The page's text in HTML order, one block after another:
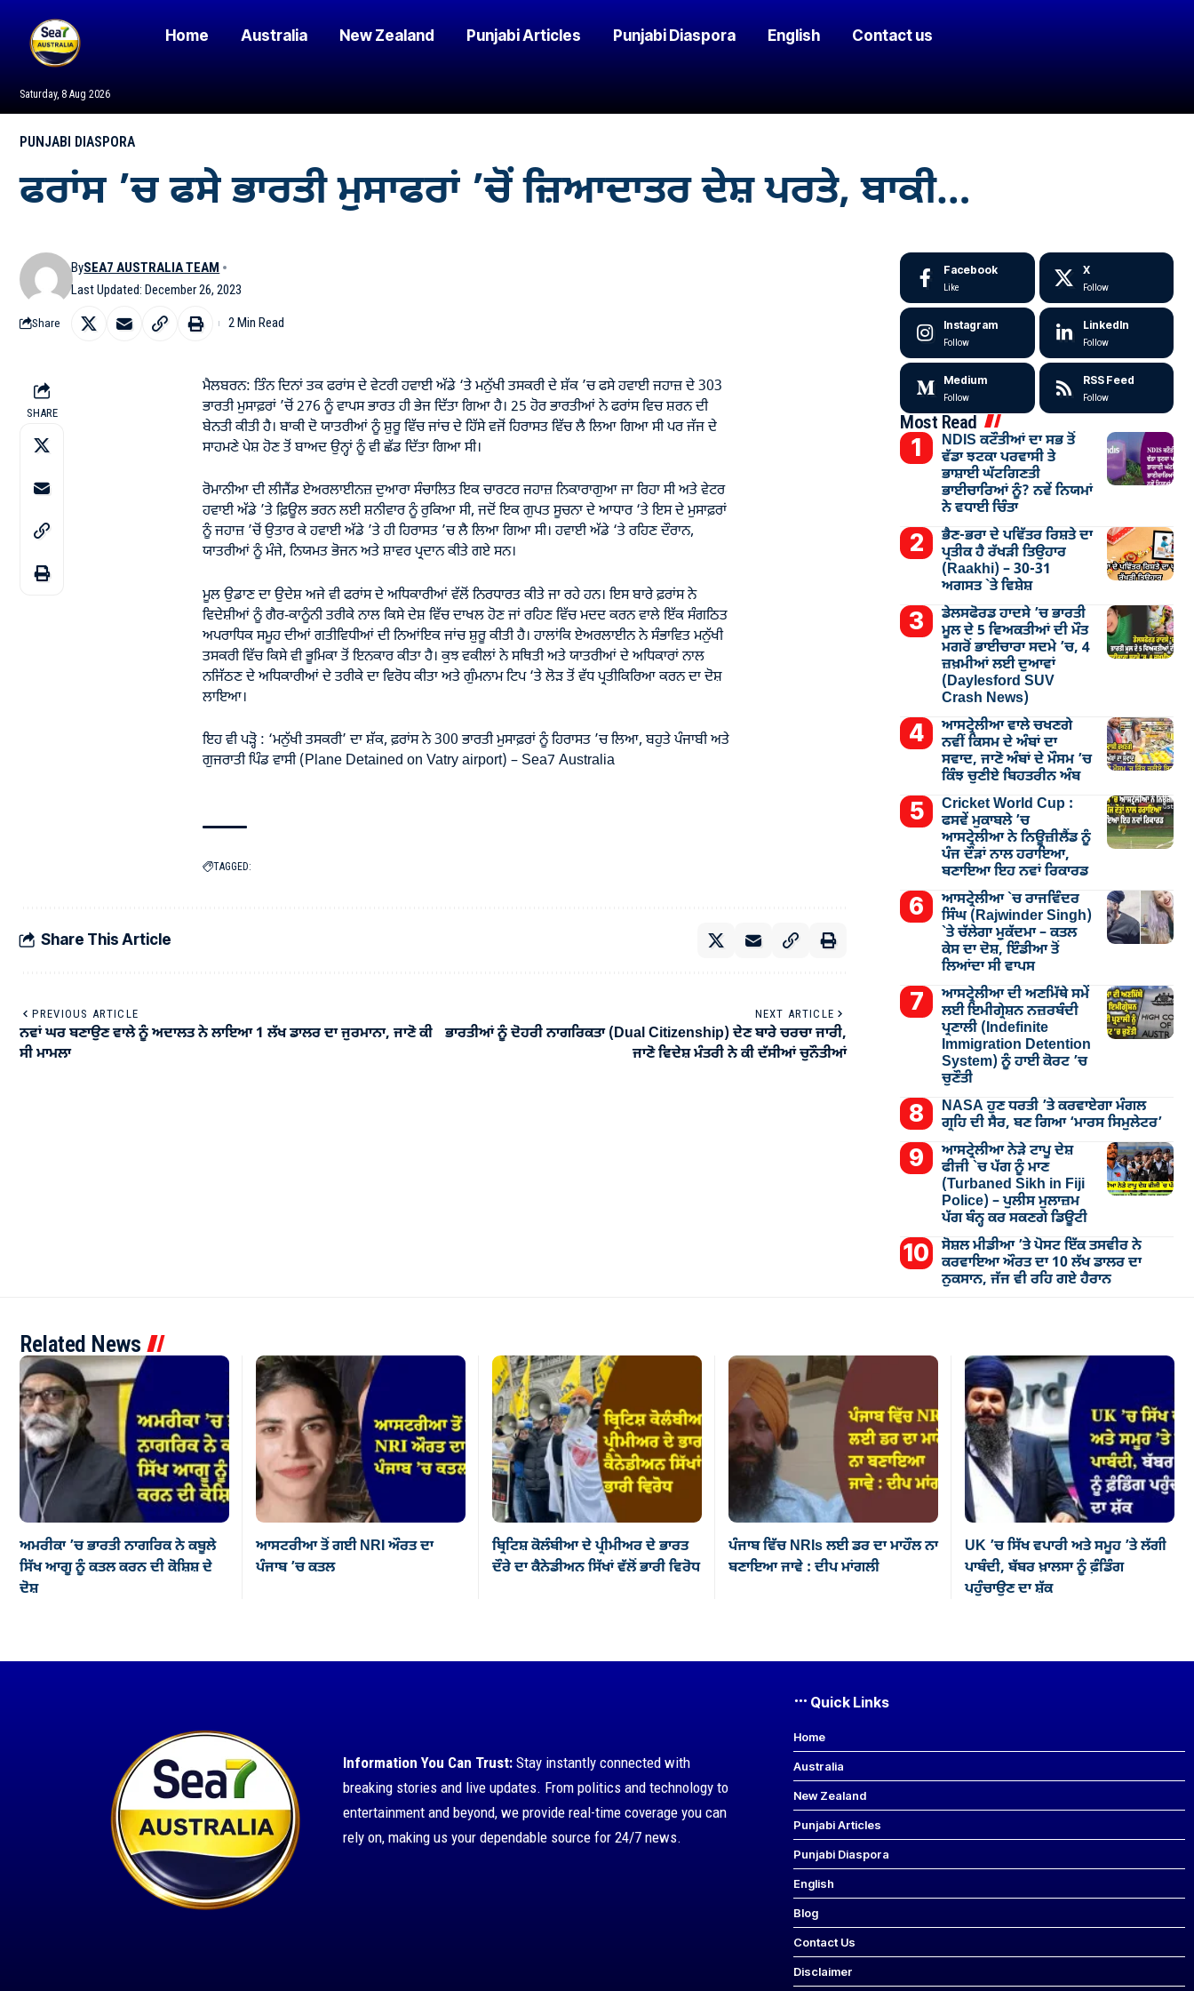
Saturday, 8 Aug 2026
Home Australia New Zealand Punjabi Articles Punjabi Diaspora English Contact us
PUNJABI DIASPORA
ਫਰਾਂਸ ’ਚ ਫਸੇ ਭਾਰਤੀ ਮੁਸਾਫਰਾਂ ’ਚੋਂ ਜ਼ਿਆਦਾਤਰ ਦੇਸ਼ ਪਰਤੇ, ਬਾਕੀ…
Last Updated: December 26, 2023
BySEA7 AUSTRALIA TEAM
Share 2 Min Read
SHARE
ਮੈਲਬਰਨ: ਤਿੰਨ ਦਿਨਾਂ ਤਕ ਫਰਾਂਸ ਦੇ ਵੇਟਰੀ ਹਵਾਈ ਅੱਡੇ ‘ਤੇ ਮਨੁੱਖੀ ਤਸਕਰੀ ਦੇ ਸ਼ੱਕ ’ਚ ਫਸੇ ਹਵਾਈ ਜਹਾਜ਼ ਦੇ 303
ਭਾਰਤੀ ਮੁਸਾਫ਼ਰਾਂ ’ਚੋਂ 276 ਨੂੰ ਵਾਪਸ ਭਾਰਤ ਹੀ ਭੇਜ ਦਿੱਤਾ ਗਿਆ ਹੈ। 25 ਹੋਰ ਭਾਰਤੀਆਂ ਨੇ ਫਰਾਂਸ ਵਿਚ ਸ਼ਰਨ ਦੀ
ਬੇਨਤੀ ਕੀਤੀ ਹੈ। ਬਾਕੀ ਦੋ ਯਾਤਰੀਆਂ ਨੂੰ ਸ਼ੁਰੂ ਵਿੱਚ ਜਾਂਚ ਦੇ ਹਿੱਸੇ ਵਜੋਂ ਹਿਰਾਸਤ ਵਿੱਚ ਲੈ ਲਿਆ ਗਿਆ ਸੀ ਪਰ ਜੱਜ ਦੇ
ਸਾਹਮਣੇ ਪੇਸ਼ ਹੋਣ ਤੋਂ ਬਾਅਦ ਉਨ੍ਹਾਂ ਨੂੰ ਵੀ ਛੱਡ ਦਿੱਤਾ ਗਿਆ ਸੀ।
ਰੋਮਾਨੀਆ ਦੀ ਲੀਜੈਂਡ ਏਅਰਲਾਈਨਜ਼ ਦੁਆਰਾ ਸੰਚਾਲਿਤ ਇਕ ਚਾਰਟਰ ਜਹਾਜ਼ ਨਿਕਾਰਾਗੁਆ ਜਾ ਰਿਹਾ ਸੀ ਅਤੇ ਵੇਟਰ
ਹਵਾਈ ਅੱਡੇ ’ਤੇ ਫ਼ਿਊਲ ਭਰਨ ਲਈ ਸ਼ਨੀਵਾਰ ਨੂੰ ਰੁਕਿਆ ਸੀ, ਜਦੋਂ ਇਕ ਗੁਪਤ ਸੂਚਨਾ ਦੇ ਆਧਾਰ ‘ਤੇ ਇਸ ਦੇ ਮੁਸਾਫ਼ਰਾਂ
ਨੂੰ ਜਹਾਜ਼ ’ਚੋਂ ਉਤਾਰ ਕੇ ਹਵਾਈ ਅੱਡੇ ’ਤੇ ਹੀ ਹਿਰਾਸਤ ’ਚ ਲੈ ਲਿਆ ਗਿਆ ਸੀ। ਹਵਾਈ ਅੱਡੇ ‘ਤੇ ਰਹਿਣ ਦੌਰਾਨ,
ਯਾਤਰੀਆਂ ਨੂੰ ਮੰਜੇ, ਨਿਯਮਤ ਭੋਜਨ ਅਤੇ ਸ਼ਾਵਰ ਪ੍ਰਦਾਨ ਕੀਤੇ ਗਏ ਸਨ।
ਮੂਲ ਉਡਾਣ ਦਾ ਉਦੇਸ਼ ਅਜੇ ਵੀ ਫਰਾਂਸ ਦੇ ਅਧਿਕਾਰੀਆਂ ਵੱਲੋਂ ਨਿਰਧਾਰਤ ਕੀਤੇ ਜਾ ਰਹੇ ਹਨ। ਇਸ ਬਾਰੇ ਫ਼ਰਾਂਸ ਨੇ
ਵਿਦੇਸ਼ੀਆਂ ਨੂੰ ਗੈਰ-ਕਾਨੂੰਨੀ ਤਰੀਕੇ ਨਾਲ ਕਿਸੇ ਦੇਸ਼ ਵਿੱਚ ਦਾਖਲ ਹੋਣ ਜਾਂ ਰਹਿਣ ਵਿੱਚ ਮਦਦ ਕਰਨ ਵਾਲੇ ਇੱਕ ਸੰਗਠਿਤ
ਅਪਰਾਧਿਕ ਸਮੂਹ ਦੀਆਂ ਗਤੀਵਿਧੀਆਂ ਦੀ ਨਿਆਂਇਕ ਜਾਂਚ ਸ਼ੁਰੂ ਕੀਤੀ ਹੈ। ਹਾਲਾਂਕਿ ਏਅਰਲਾਈਨ ਨੇ ਸੰਭਾਵਿਤ ਮਨੁੱਖੀ
ਤਸਕਰੀ ਵਿੱਚ ਕਿਸੇ ਵੀ ਭੂਮਿਕਾ ਤੋਂ ਇਨਕਾਰ ਕੀਤਾ ਹੈ। ਕੁਝ ਵਕੀਲਾਂ ਨੇ ਸਥਿਤੀ ਅਤੇ ਯਾਤਰੀਆਂ ਦੇ ਅਧਿਕਾਰਾਂ ਨਾਲ
ਨਜਿੱਠਣ ਦੇ ਅਧਿਕਾਰੀਆਂ ਦੇ ਤਰੀਕੇ ਦਾ ਵਿਰੋਧ ਕੀਤਾ ਅਤੇ ਗੁੰਮਨਾਮ ਟਿਪ ‘ਤੇ ਲੋੜ ਤੋਂ ਵੱਧ ਪ੍ਰਤੀਕਿਰਿਆ ਕਰਨ ਦਾ ਦੋਸ਼
ਲਾਇਆ।
ਇਹ ਵੀ ਪੜ੍ਹੋ : ‘ਮਨੁੱਖੀ ਤਸਕਰੀ’ ਦਾ ਸ਼ੱਕ, ਫ਼ਰਾਂਸ ਨੇ 300 ਭਾਰਤੀ ਮੁਸਾਫ਼ਰਾਂ ਨੂੰ ਹਿਰਾਸਤ ’ਚ ਲਿਆ, ਬਹੁਤੇ ਪੰਜਾਬੀ ਅਤੇ
ਗੁਜਰਾਤੀ ਪਿੰਡ ਵਾਸੀ (Plane Detained on Vatry airport) – Sea7 Australia
TAGGED:
Share This Article
PREVIOUS ARTICLE
ਨਵਾਂ ਘਰ ਬਣਾਉਣ ਵਾਲੇ ਨੂੰ ਅਦਾਲਤ ਨੇ ਲਾਇਆ 1 ਲੱਖ ਡਾਲਰ ਦਾ ਜੁਰਮਾਨਾ, ਜਾਣੋ ਕੀ
ਸੀ ਮਾਮਲਾ
NEXT ARTICLE
ਭਾਰਤੀਆਂ ਨੂੰ ਦੋਹਰੀ ਨਾਗਰਿਕਤਾ (Dual Citizenship) ਦੇਣ ਬਾਰੇ ਚਰਚਾ ਜਾਰੀ,
ਜਾਣੋ ਵਿਦੇਸ਼ ਮੰਤਰੀ ਨੇ ਕੀ ਦੱਸੀਆਂ ਚੁਨੌਤੀਆਂ
Facebook
Like
X
Follow
Instagram
Follow
LinkedIn
Follow
Medium
Follow
RSS Feed
Follow
Most Read
NDIS ਕਟੌਤੀਆਂ ਦਾ ਸਭ ਤੋਂ
ਵੱਡਾ ਝਟਕਾ ਪਰਵਾਸੀ ਤੇ
ਭਾਸ਼ਾਈ ਘੱਟਗਿਣਤੀ
ਭਾਈਚਾਰਿਆਂ ਨੂੰ? ਨਵੇਂ ਨਿਯਮਾਂ
ਨੇ ਵਧਾਈ ਚਿੰਤਾ
ਭੈਣ-ਭਰਾ ਦੇ ਪਵਿੱਤਰ ਰਿਸ਼ਤੇ ਦਾ
ਪ੍ਰਤੀਕ ਹੈ ਰੱਖੜੀ ਤਿਉਹਾਰ
(Raakhi) – 30-31
ਅਗਸਤ `ਤੇ ਵਿਸ਼ੇਸ਼
ਡੇਲਸਫੋਰਡ ਹਾਦਸੇ ’ਚ ਭਾਰਤੀ
ਮੂਲ ਦੇ 5 ਵਿਅਕਤੀਆਂ ਦੀ ਮੌਤ
ਮਗਰੋਂ ਭਾਈਚਾਰਾ ਸਦਮੇ ’ਚ, 4
ਜ਼ਖ਼ਮੀਆਂ ਲਈ ਦੁਆਵਾਂ
(Daylesford SUV
Crash News)
ਆਸਟ੍ਰੇਲੀਆ ਵਾਲੇ ਚਖਣਗੇ
ਨਵੀਂ ਕਿਸਮ ਦੇ ਅੰਬਾਂ ਦਾ
ਸਵਾਦ, ਜਾਣੋ ਅੰਬਾਂ ਦੇ ਮੌਸਮ ’ਚ
ਕਿੰਝ ਚੁਣੀਏ ਬਿਹਤਰੀਨ ਅੰਬ
Cricket World Cup :
ਫਸਵੇਂ ਮੁਕਾਬਲੇ ’ਚ
ਆਸਟ੍ਰੇਲੀਆ ਨੇ ਨਿਊਜ਼ੀਲੈਂਡ ਨੂੰ
ਪੰਜ ਦੌੜਾਂ ਨਾਲ ਹਰਾਇਆ,
ਬਣਾਇਆ ਇਹ ਨਵਾਂ ਰਿਕਾਰਡ
ਆਸਟ੍ਰੇਲੀਆ `ਚ ਰਾਜਵਿੰਦਰ
ਸਿੰਘ (Rajwinder Singh)
`ਤੇ ਚੱਲੇਗਾ ਮੁੁਕੱਦਮਾ – ਕਤਲ
ਕੇਸ ਦਾ ਦੋਸ਼, ਇੰਡੀਆ ਤੋਂ
ਲਿਆਂਦਾ ਸੀ ਵਾਪਸ
ਆਸਟ੍ਰੇਲੀਆ ਦੀ ਅਣਮਿੱਥੇ ਸਮੇਂ
ਲਈ ਇਮੀਗ੍ਰੇਸ਼ਨ ਨਜ਼ਰਬੰਦੀ
ਪ੍ਰਣਾਲੀ (Indefinite
Immigration Detention
System) ਨੂੰ ਹਾਈ ਕੋਰਟ ’ਚ
ਚੁਣੌਤੀ
NASA ਹੁਣ ਧਰਤੀ ’ਤੇ ਕਰਵਾਏਗਾ ਮੰਗਲ
ਗ੍ਰਹਿ ਦੀ ਸੈਰ, ਬਣ ਗਿਆ ‘ਮਾਰਸ ਸਿਮੁਲੇਟਰ’
ਆਸਟ੍ਰੇਲੀਆ ਨੇੜੇ ਟਾਪੂ ਦੇਸ਼
ਫੀਜੀ `ਚ ਪੱਗ ਨੂੰ ਮਾਣ
(Turbaned Sikh in Fiji
Police) – ਪੁਲੀਸ ਮੁਲਾਜ਼ਮ
ਪੱਗ ਬੰਨ੍ਹ ਕਰ ਸਕਣਗੇ ਡਿਊਟੀ
ਸੋਸ਼ਲ ਮੀਡੀਆ ’ਤੇ ਪੋਸਟ ਇੱਕ ਤਸਵੀਰ ਨੇ
ਕਰਵਾਇਆ ਔਰਤ ਦਾ 10 ਲੱਖ ਡਾਲਰ ਦਾ
ਨੁਕਸਾਨ, ਜੱਜ ਵੀ ਰਹਿ ਗਏ ਹੈਰਾਨ
Related News
ਅਮਰੀਕਾ ’ਚ ਭਾਰਤੀ ਨਾਗਰਿਕ ਨੇ ਕਬੂਲੇ
ਸਿੱਖ ਆਗੂ ਨੂੰ ਕਤਲ ਕਰਨ ਦੀ ਕੋਸ਼ਿਸ਼ ਦੇ
ਦੋਸ਼
ਆਸਟਰੀਆ ਤੋਂ ਗਈ NRI ਔਰਤ ਦਾ
ਪੰਜਾਬ ’ਚ ਕਤਲ
ਬ੍ਰਿਟਿਸ਼ ਕੋਲੰਬੀਆ ਦੇ ਪ੍ਰੀਮੀਅਰ ਦੇ ਭਾਰਤ
ਦੌਰੇ ਦਾ ਕੈਨੇਡੀਅਨ ਸਿੱਖਾਂ ਵੱਲੋਂ ਭਾਰੀ ਵਿਰੋਧ
ਪੰਜਾਬ ਵਿੱਚ NRIs ਲਈ ਡਰ ਦਾ ਮਾਹੌਲ ਨਾ
ਬਣਾਇਆ ਜਾਵੇ : ਦੀਪ ਮਾਂਗਲੀ
UK ’ਚ ਸਿੱਖ ਵਪਾਰੀ ਅਤੇ ਸਮੂਹ ’ਤੇ ਲੱਗੀ
ਪਾਬੰਦੀ, ਬੱਬਰ ਖ਼ਾਲਸਾ ਨੂੰ ਫ਼ੰਡਿੰਗ
ਪਹੁੰਚਾਉਣ ਦਾ ਸ਼ੱਕ
Information You Can Trust: Stay instantly connected with
breaking stories and live updates. From politics and technology to
entertainment and beyond, we provide real-time coverage you can
rely on, making us your dependable source for 24/7 news.
Quick Links
Home
Australia
New Zealand
Punjabi Articles
Punjabi Diaspora
English
Blog
Contact Us
Disclaimer